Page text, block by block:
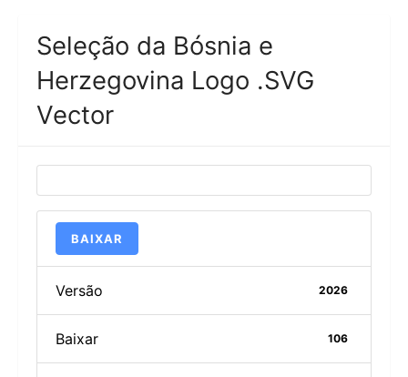
Seleção da Bósnia e
Herzegovina Logo .SVG
Vector
BAIXAR
Versão 2026
Baixar 106